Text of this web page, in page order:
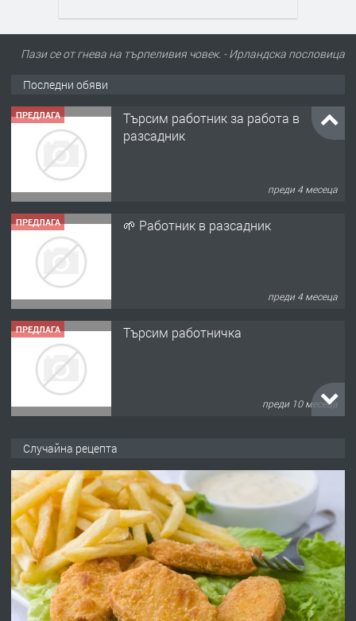
Пази се от гнева на търпеливия човек. - Ирландскa пословицa
Последни обяви
ПРЕДЛАГА
Търсим работник за работа в
разсадник
преди 4 месеца
ПРЕДЛАГА 🌱 Работник в разсадник
преди 4 месеца
ПРЕДЛАГА Търсим работничка
преди 10 месеца
преди 1 година
ПРЕДЛАГА Работа за общи работници
преди 1 година
Случайна рецепта